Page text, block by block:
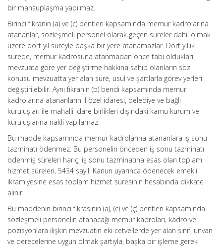
bir mahsuplaşma yapılmaz.
Birinci fıkranın (a) ve (c) bentleri kapsamında memur kadrolarına
atananlar, sözleşmeli personel olarak geçen süreler dahil olmak
üzere dört yıl süreyle başka bir yere atanamazlar. Dört yıllık
sürede, memur kadrosuna atanmadan önce tabi oldukları
mevzuata göre yer değiştirme hakkına sahip olanların söz
konusu mevzuatta yer alan süre, usul ve şartlarla görev yerleri
değiştirilebilir. Aynı fıkranın (b) bendi kapsamında memur
kadrolarına atananların il özel idaresi, belediye ve bağlı
kuruluşları ile mahalli idare birlikleri dışındaki kamu kurum ve
kuruluşlarına nakli yapılamaz.
Bu madde kapsamında memur kadrolarına atananlara iş sonu
tazminatı ödenmez. Bu personelin önceden iş sonu tazminatı
ödenmiş süreleri hariç, iş sonu tazminatına esas olan toplam
hizmet süreleri, 5434 sayılı Kanun uyarınca ödenecek emekli
ikramiyesine esas toplam hizmet süresinin hesabında dikkate
alınır.
Bu maddenin birinci fıkrasının (a), (c) ve (ç) bentleri kapsamında
sözleşmeli personelin atanacağı memur kadroları, kadro ve
pozisyonlara ilişkin mevzuatın eki cetvellerde yer alan sınıf, unvan
ve derecelerine uygun olmak şartıyla, başka bir işleme gerek